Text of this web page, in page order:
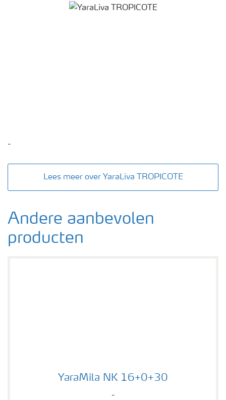
-
Lees meer over YaraLiva TROPICOTE
Andere aanbevolen
producten
YaraMila NK 16+0+30
-